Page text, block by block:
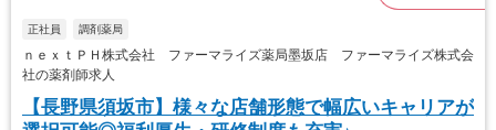
正社員 調剤薬局
ｎｅｘｔＰＨ株式会社 ファーマライズ薬局墨坂店 ファーマライズ株式会
社の薬剤師求人
【長野県須坂市】様々な店舗形態で幅広いキャリアが